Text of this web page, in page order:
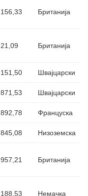
156,33 Британија
21,09 Британија
151,50 Швајцарски
871,53 Швајцарски
892,78 Француска
845,08 Низоземска
957,21 Британија
188,53 Немачка